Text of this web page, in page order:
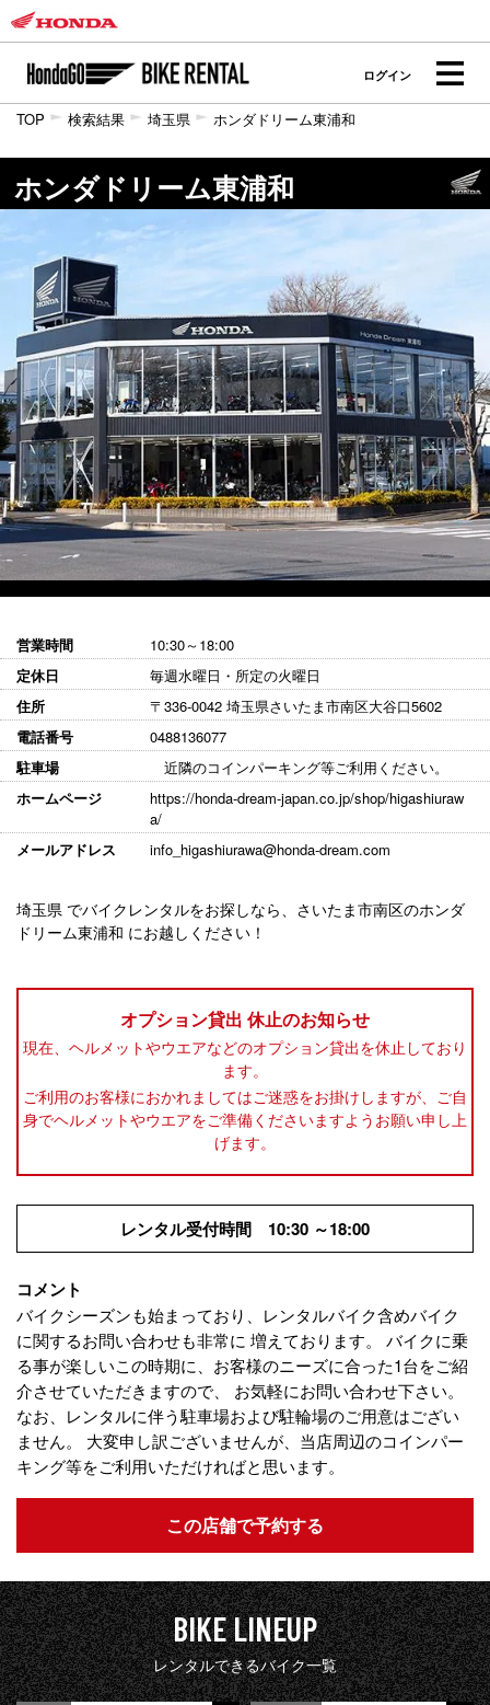
ログイン
TOP 検索結果 埼玉県 ホンダドリーム東浦和
ホンダドリーム東浦和
営業時間
10:30～18:00
定休日
毎週水曜日・所定の火曜日
住所
〒336-0042 埼玉県さいたま市南区大谷口5602
電話番号
0488136077
駐車場
近隣のコインパーキング等ご利用ください。
ホームページ
https://honda-dream-japan.co.jp/shop/higashiuraw
a/
メールアドレス
info_higashiurawa@honda-dream.com
埼玉県 でバイクレンタルをお探しなら、さいたま市南区のホンダ
ドリーム東浦和 にお越しください！
オプション貸出 休止のお知らせ
現在、ヘルメットやウエアなどのオプション貸出を休止しており
ます。
ご利用のお客様におかれましてはご迷惑をお掛けしますが、ご自
身でヘルメットやウエアをご準備くださいますようお願い申し上
げます。
レンタル受付時間 10:30 ～18:00
コメント
バイクシーズンも始まっており、レンタルバイク含めバイク
に関するお問い合わせも非常に 増えております。 バイクに乗
る事が楽しいこの時期に、お客様のニーズに合った1台をご紹
介させていただきますので、 お気軽にお問い合わせ下さい。
なお、レンタルに伴う駐車場および駐輪場のご用意はござい
ません。 大変申し訳ございませんが、当店周辺のコインパー
キング等をご利用いただければと思います。
この店舗で予約する
BIKE LINEUP
レンタルできるバイク一覧